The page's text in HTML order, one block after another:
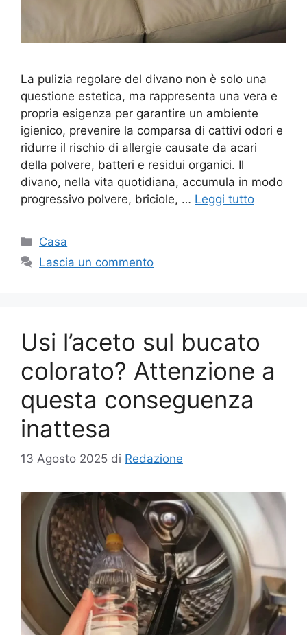
La pulizia regolare del divano non è solo una
questione estetica, ma rappresenta una vera e
propria esigenza per garantire un ambiente
igienico, prevenire la comparsa di cattivi odori e
ridurre il rischio di allergie causate da acari
della polvere, batteri e residui organici. Il
divano, nella vita quotidiana, accumula in modo
progressivo polvere, briciole, … Leggi tutto
Categorie
Casa
Lascia un commento
Usi l’aceto sul bucato
colorato? Attenzione a
questa conseguenza
inattesa
13 Agosto 2025 di Redazione